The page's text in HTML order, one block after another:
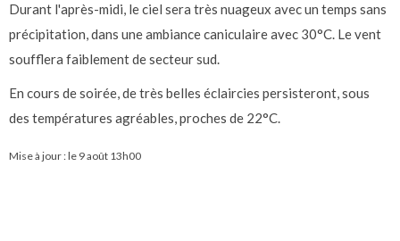
Durant l'après-midi, le ciel sera très nuageux avec un temps sans
précipitation, dans une ambiance caniculaire avec 30°C. Le vent
soufflera faiblement de secteur sud.
En cours de soirée, de très belles éclaircies persisteront, sous
des températures agréables, proches de 22°C.
Mise à jour : le 9 août 13h00